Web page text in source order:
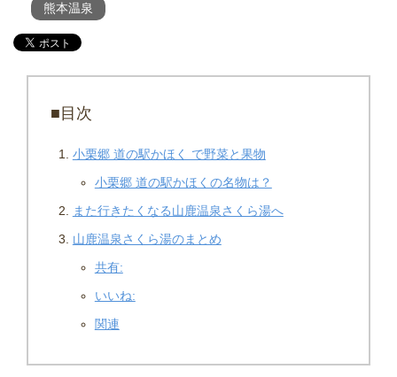
熊本温泉
■目次
小栗郷 道の駅かほく で野菜と果物
小栗郷 道の駅かほくの名物は？
また行きたくなる山鹿温泉さくら湯へ
山鹿温泉さくら湯のまとめ
共有:
いいね:
関連